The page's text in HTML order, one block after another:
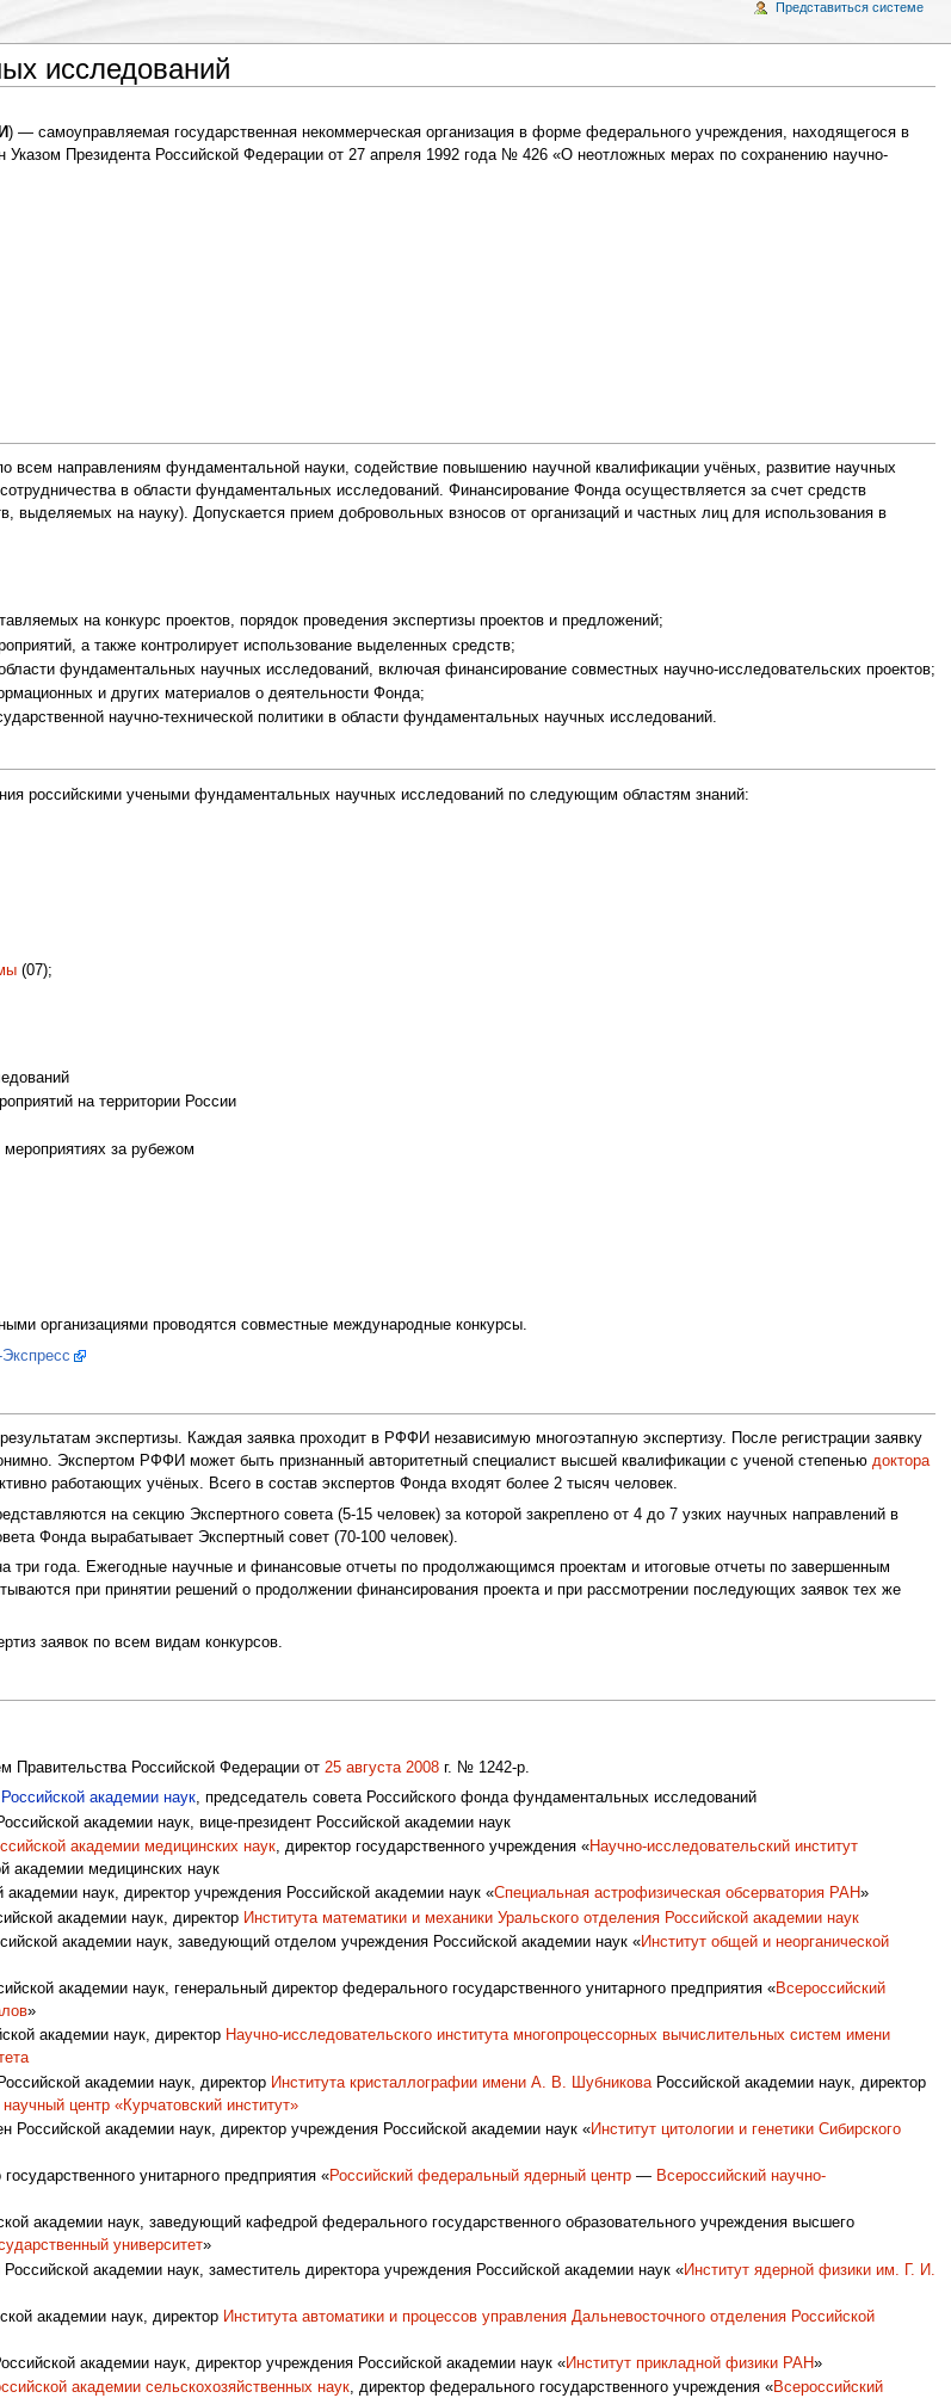
исследований
) — самоуправляемая государственная некоммерческая организация в форме федерального учреждения, находящегося в
Президента Российской Федерации от 27 апреля 1992 года № 426 «О неотложных мерах по сохранению научно-
всем направлениям фундаментальной науки, содействие повышению научной квалификации учёных, развитие научных
в области фундаментальных исследований. Финансирование Фонда осуществляется за счет средств
на науку). Допускается прием добровольных взносов от организаций и частных лиц для использования в
на конкурс проектов, порядок проведения экспертизы проектов и предложений;
а также контролирует использование выделенных средств;
фундаментальных научных исследований, включая финансирование совместных научно-исследовательских проектов;
и других материалов о деятельности Фонда;
научно-технической политики в области фундаментальных научных исследований.
российскими учеными фундаментальных научных исследований по следующим областям знаний:
(07);
на территории России
за рубежом
организациями проводятся совместные международные конкурсы.
Экспресс
экспертизы. Каждая заявка проходит в РФФИ независимую многоэтапную экспертизу. После регистрации заявку
Экспертом РФФИ может быть признанный авторитетный специалист высшей квалификации с ученой степенью доктора
работающих учёных. Всего в состав экспертов Фонда входят более 2 тысяч человек.
на секцию Экспертного совета (5-15 человек) за которой закреплено от 4 до 7 узких научных направлений в
Фонда вырабатывает Экспертный совет (70-100 человек).
три года. Ежегодные научные и финансовые отчеты по продолжающимся проектам и итоговые отчеты по завершенным
при принятии решений о продолжении финансирования проекта и при рассмотрении последующих заявок тех же
заявок по всем видам конкурсов.
Правительства Российской Федерации от 25 августа 2008г. № 1242-р.
Российской академии наук, председатель совета Российского фонда фундаментальных исследований
академии наук, вице-президент Российской академии наук
академии медицинских наук, директор государственного учреждения «Научно-исследовательский институт
академии медицинских наук
наук, директор учреждения Российской академии наук «Специальная астрофизическая обсерватория РАН»
академии наук, директор Института математики и механики Уральского отделения Российской академии наук
академии наук, заведующий отделом учреждения Российской академии наук «Институт общей и неорганической
академии наук, генеральный директор федерального государственного унитарного предприятия «Всероссийский
»
академии наук, директор Научно-исследовательского института многопроцессорных вычислительных систем имени
академии наук, директор Института кристаллографии имени А. В. ШубниковаРоссийской академии наук, директор
центр «Курчатовский институт»
Российской академии наук, директор учреждения Российской академии наук «Институт цитологии и генетики Сибирского
унитарного предприятия «Российский федеральный ядерный центр— Всероссийский научно-
академии наук, заведующий кафедрой федерального государственного образовательного учреждения высшего
университет»
академии наук, заместитель директора учреждения Российской академии наук «Институт ядерной физики им. Г. И.
академии наук, директор Института автоматики и процессов управления Дальневосточного отделения Российской
академии наук, директор учреждения Российской академии наук «Институт прикладной физики РАН»
академии сельскохозяйственных наук, директор федерального государственного учреждения «Всероссийский
Представиться системе